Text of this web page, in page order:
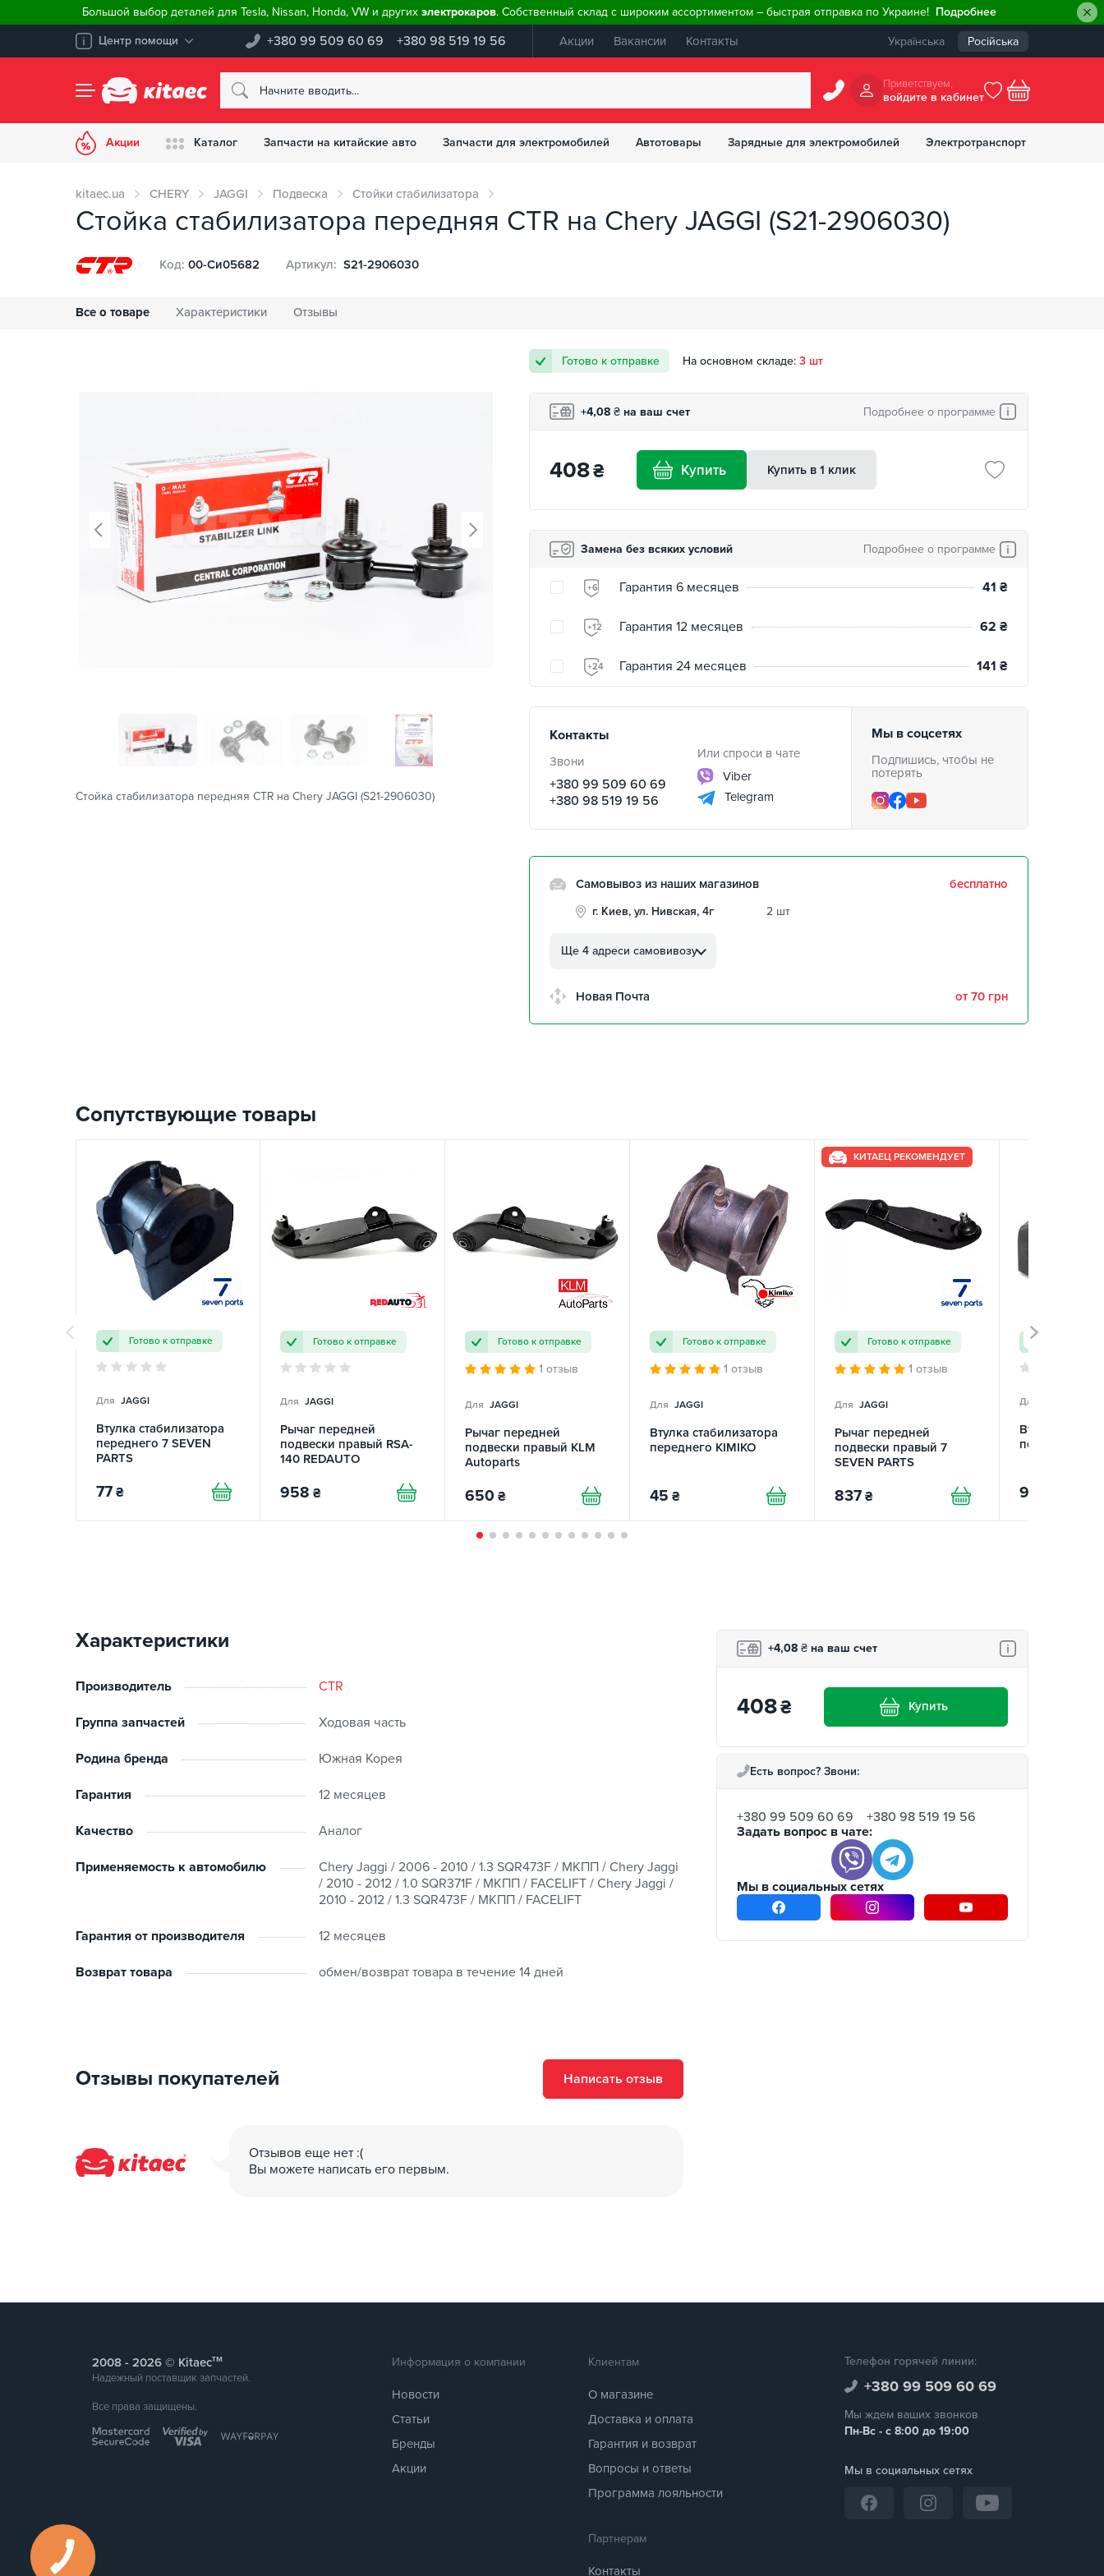
Большой выбор деталей для Tesla, Nissan, Honda, VW и других электрокаров. Собственный склад с широким ассортиментом – быстрая отправка по Украине! Подробнее
Центр помощи +380 99 509 60 69 +380 98 519 19 56 Акции Вакансии Контакты Українська Російська
Приветствуем,
войдите в кабинет
Акции Каталог Запчасти на китайские авто Запчасти для электромобилей Автотовары Зарядные для электромобилей Электротранспорт
kitaec.ua CHERY JAGGI Подвеска Стойки стабилизатора
Стойка стабилизатора передняя CTR на Chery JAGGI (S21-2906030)
Все о товаре Характеристики Отзывы
Код: 00-Си05682 Артикул: S21-2906030
Стойка стабилизатора передняя CTR на Chery JAGGI (S21-2906030)
Готово к отправке На основном складе: 3 шт
+4,08 ₴ на ваш счет Подробнее о программе
408₴ Купить Купить в 1 клик
Замена без всяких условий Подробнее о программе
+6 Гарантия 6 месяцев 41 ₴
+12 Гарантия 12 месяцев 62 ₴
+24 Гарантия 24 месяцев 141 ₴
Контакты
Звони
+380 99 509 60 69
+380 98 519 19 56
Или спроси в чате
Viber
Telegram
Мы в соцсетях
Подпишись, чтобы не
потерять
Самовывоз из наших магазинов бесплатно
г. Киев, ул. Нивская, 4г
2 шт
Автолюбителей, 8а
26
Ще 4 адреси самовивозу
Новая Почта от 70 грн
Сопутствующие товары
Готово к отправке
Для JAGGI
Втулка стабилизатора
переднего 7 SEVEN
PARTS
77 ₴
Готово к отправке
Для JAGGI
Рычаг передней
подвески правый RSA-
140 REDAUTO
958 ₴
Готово к отправке
1 отзыв
Для JAGGI
Рычаг передней
подвески правый KLM
Autoparts
650 ₴
Готово к отправке
1 отзыв
Для JAGGI
Втулка стабилизатора
переднего KIMIKO
45 ₴
КИТАЕЦ РЕКОМЕНДУЕТ
Готово к отправке
1 отзыв
Для JAGGI
Рычаг передней
подвески правый 7
SEVEN PARTS
837 ₴
Для
Втулка
переднего
97
Характеристики
Производитель CTR
Группа запчастей Ходовая часть
Родина бренда Южная Корея
Гарантия 12 месяцев
Качество Аналог
Применяемость к автомобилю
Chery Jaggi / 2006 - 2010 / 1.3 SQR473F / МКПП / Chery Jaggi
/ 2010 - 2012 / 1.0 SQR371F / МКПП / FACELIFT / Chery Jaggi /
2010 - 2012 / 1.3 SQR473F / МКПП / FACELIFT
Гарантия от производителя 12 месяцев
Возврат товара обмен/возврат товара в течение 14 дней
Отзывы покупателей Написать отзыв
Отзывов еще нет :(
Вы можете написать его первым.
+4,08 ₴ на ваш счет
408₴ Купить
Есть вопрос? Звони:
+380 99 509 60 69
+380 98 519 19 56
Задать вопрос в чате:
Мы в социальных сетях
Информация о компании
Новости
Статьи
Бренды
Акции
Клиентам
О магазине
Доставка и оплата
Гарантия и возврат
Вопросы и ответы
Программа лояльности
Партнерам
Контакты
Телефон горячей линии:
+380 99 509 60 69
Мы ждем ваших звонков
Пн-Вс - с 8:00 до 19:00
Мы в социальных сетях
2008 - © Kitaecтм
Надежный поставщик запчастей.
Все права защищены.